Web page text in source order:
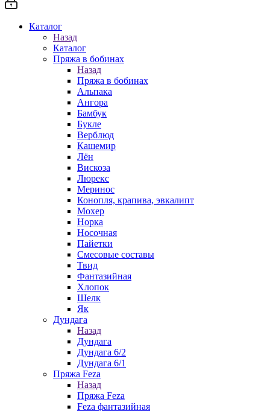
Каталог
Назад
Каталог
Пряжа в бобинах
Назад
Пряжа в бобинах
Альпака
Ангора
Бамбук
Букле
Верблюд
Кашемир
Лён
Вискоза
Люрекс
Меринос
Конопля, крапива, эвкалипт
Мохер
Норка
Носочная
Пайетки
Смесовые составы
Твид
Фантазийная
Хлопок
Шелк
Як
Дундага
Назад
Дундага
Дундага 6/2
Дундага 6/1
Пряжа Feza
Назад
Пряжа Feza
Feza фантазийная